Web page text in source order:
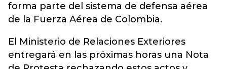
forma parte del sistema de defensa aérea
de la Fuerza Aérea de Colombia.
El Ministerio de Relaciones Exteriores
entregará en las próximas horas una Nota